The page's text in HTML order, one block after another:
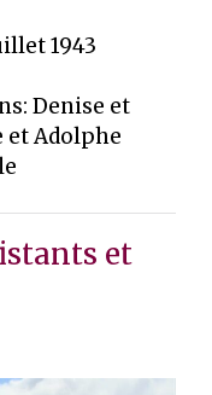
1943
Denise et
et Adolphe
et